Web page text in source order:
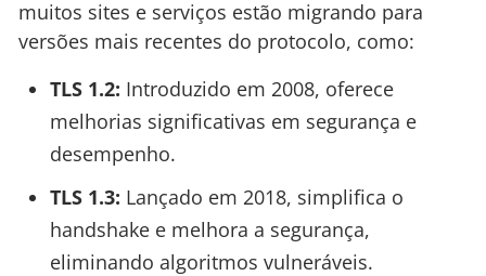
muitos sites e serviços estão migrando para
versões mais recentes do protocolo, como:
TLS 1.2: Introduzido em 2008, oferece
melhorias significativas em segurança e
desempenho.
TLS 1.3: Lançado em 2018, simplifica o
handshake e melhora a segurança,
eliminando algoritmos vulneráveis.